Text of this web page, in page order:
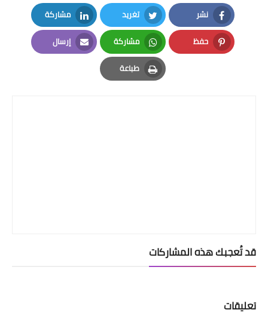
نشر
Facebook
تغريد
Twitter
مشاركة
LinkedIn
حفظ
Pinterest
مشاركة
Whatsapp
إرسال
Email
طباعة
Print
قد تُعجبك هذه المشاركات
تعليقات